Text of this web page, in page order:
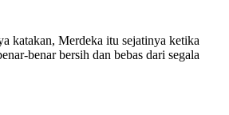
katakan, Merdeka itu sejatinya ketika
benar bersih dan bebas dari segala